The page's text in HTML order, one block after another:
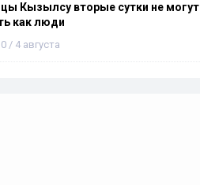
Кызылсу вторые сутки не могут
как люди
/ 4 августа